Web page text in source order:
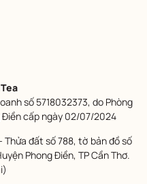
số 5718032373, do Phòng
Điền cấp ngày 02/07/2024
Thửa đất số 788, tờ bản đồ số
Phong Điền, TP Cần Thơ.